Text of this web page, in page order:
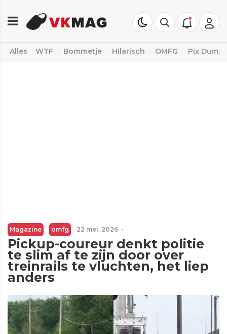
Alles WTF Bommetje Hilarisch OMFG Pix Dump
Magazine omfg 22 mei, 2026 ·
Pickup-coureur denkt politie
te slim af te zijn door over
treinrails te vluchten, het liep
anders